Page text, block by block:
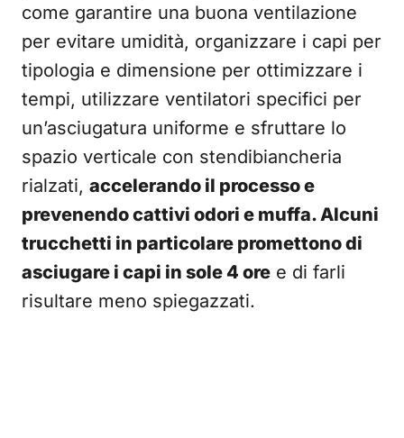
come garantire una buona ventilazione
per evitare umidità, organizzare i capi per
tipologia e dimensione per ottimizzare i
tempi, utilizzare ventilatori specifici per
un’asciugatura uniforme e sfruttare lo
spazio verticale con stendibiancheria
rialzati, accelerando il processo e
prevenendo cattivi odori e muffa. Alcuni
trucchetti in particolare promettono di
asciugare i capi in sole 4 ore e di farli
risultare meno spiegazzati.